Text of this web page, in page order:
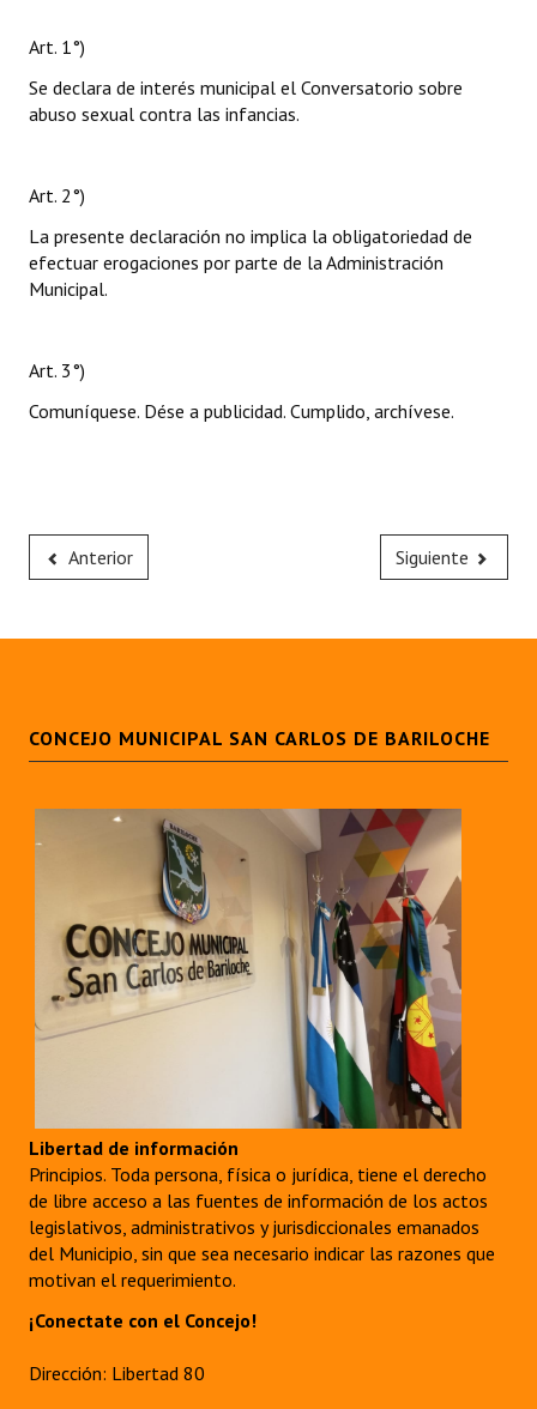
Art. 1°)
Se declara de interés municipal el Conversatorio sobre
abuso sexual contra las infancias.
Art. 2°)
La presente declaración no implica la obligatoriedad de
efectuar erogaciones por parte de la Administración
Municipal.
Art. 3°)
Comuníquese. Dése a publicidad. Cumplido, archívese.
Anterior Siguiente
CONCEJO MUNICIPAL SAN CARLOS DE BARILOCHE
Libertad de información
Principios. Toda persona, física o jurídica, tiene el derecho
de libre acceso a las fuentes de información de los actos
legislativos, administrativos y jurisdiccionales emanados
del Municipio, sin que sea necesario indicar las razones que
motivan el requerimiento.
¡Conectate con el Concejo!
Dirección: Libertad 80